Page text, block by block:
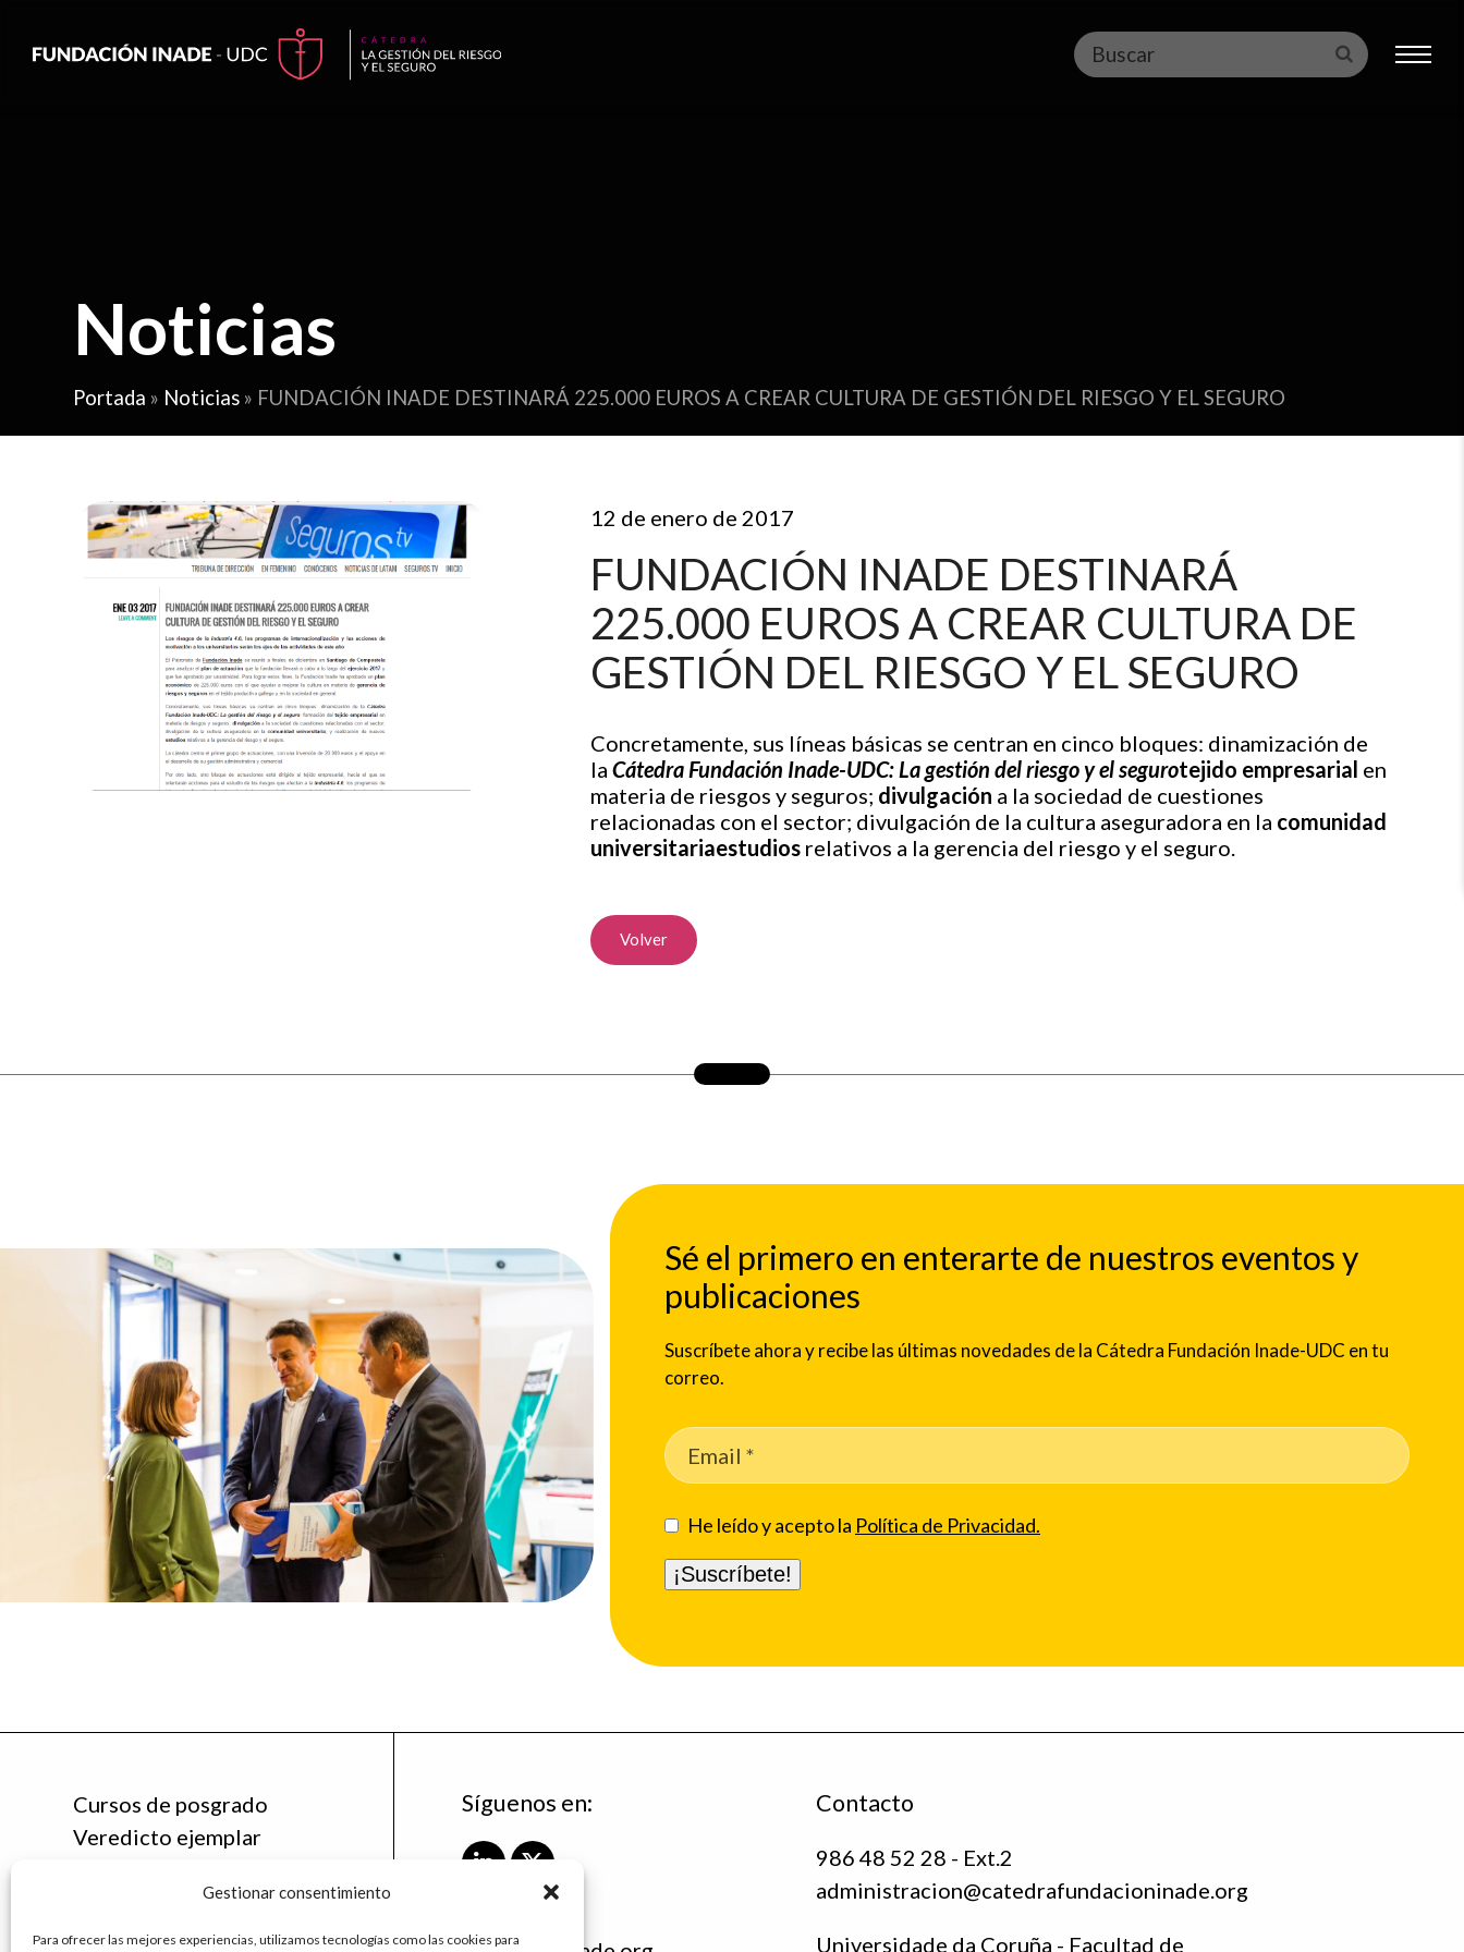
Gestionar consentimiento
Para ofrecer las mejores experiencias, utilizamos tecnologías como las cookies para
Buscar Enviar
Noticias
Portada » Noticias » FUNDACIÓN INADE DESTINARÁ 225.000 EUROS A CREAR CULTURA DE GESTIÓN DEL RIESGO Y EL SEGURO
12 de enero de 2017
FUNDACIÓN INADE DESTINARÁ
225.000 EUROS A CREAR CULTURA DE
GESTIÓN DEL RIESGO Y EL SEGURO
Concretamente, sus líneas básicas se centran en cinco bloques: dinamización de
laCátedra Fundación Inade-UDC: La gestión del riesgo y el segurotejido empresarial en
materia de riesgos y seguros; divulgación a la sociedad de cuestiones
relacionadas con el sector; divulgación de la cultura aseguradora en la comunidad
universitariaestudios relativos a la gerencia del riesgo y el seguro.
Volver
Sé el primero en enterarte de nuestros eventos y
publicaciones
Suscríbete ahora y recibe las últimas novedades de la Cátedra Fundación Inade-UDC en tu
correo.
He leído y acepto la Política de Privacidad.
Cursos de posgrado
Veredicto ejemplar
Contáctanos
Síguenos en:
k
T
Contacto
986 48 52 28 - Ext.2
administracion@catedrafundacioninade.org
Universidade da Coruña - Facultad de